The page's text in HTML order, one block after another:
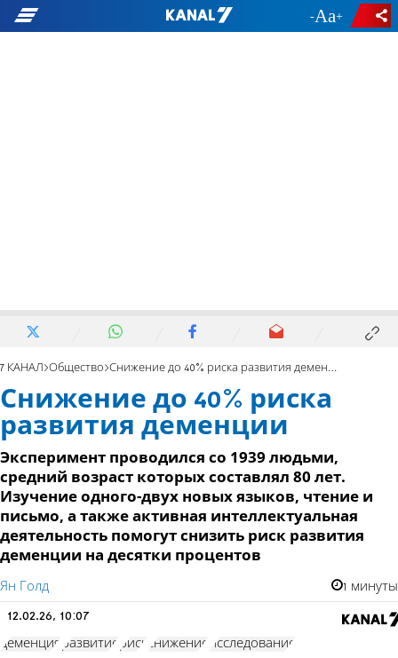
- +
7 КАНАЛ Общество Снижение до 40% риска развития деменции
Снижение до 40% риска
развития деменции
Эксперимент проводился со 1939 людьми,
средний возраст которых составлял 80 лет.
Изучение одного-двух новых языков, чтение и
письмо, а также активная интеллектуальная
деятельность помогут снизить риск развития
деменции на десятки процентов
Ян Голд 1 минуты
12.02.26, 10:07
деменция развитие риск снижение исследование